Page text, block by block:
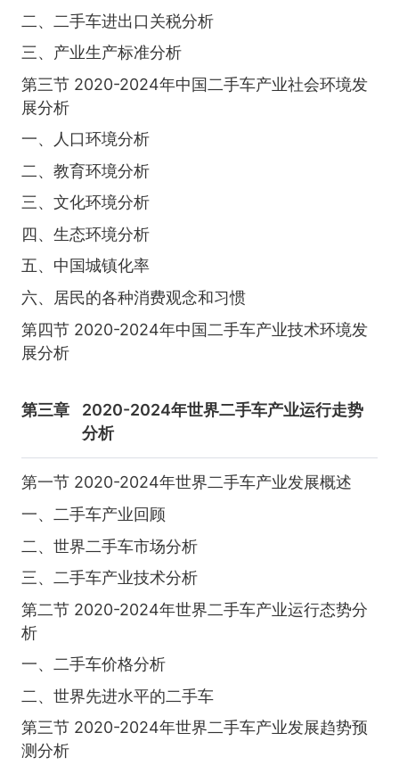
二、二手车进出口关税分析
三、产业生产标准分析
第三节 2020-2024年中国二手车产业社会环境发
展分析
一、人口环境分析
二、教育环境分析
三、文化环境分析
四、生态环境分析
五、中国城镇化率
六、居民的各种消费观念和习惯
第四节 2020-2024年中国二手车产业技术环境发
展分析
第三章
2020-2024年世界二手车产业运行走势
分析
第一节 2020-2024年世界二手车产业发展概述
一、二手车产业回顾
二、世界二手车市场分析
三、二手车产业技术分析
第二节 2020-2024年世界二手车产业运行态势分
析
一、二手车价格分析
二、世界先进水平的二手车
第三节 2020-2024年世界二手车产业发展趋势预
测分析